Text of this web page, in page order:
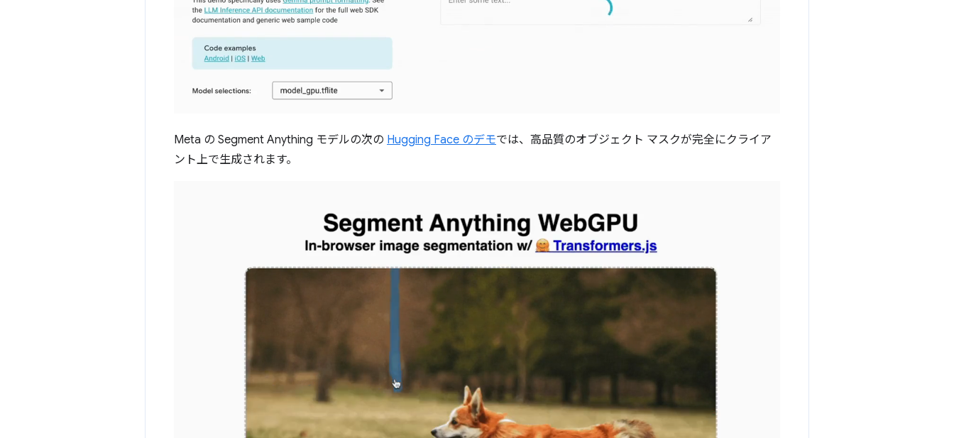
Meta の Segment Anything モデルの次の Hugging Face のデモでは、高品質のオブジェクト マスクが完全にクライア
ント上で生成されます。